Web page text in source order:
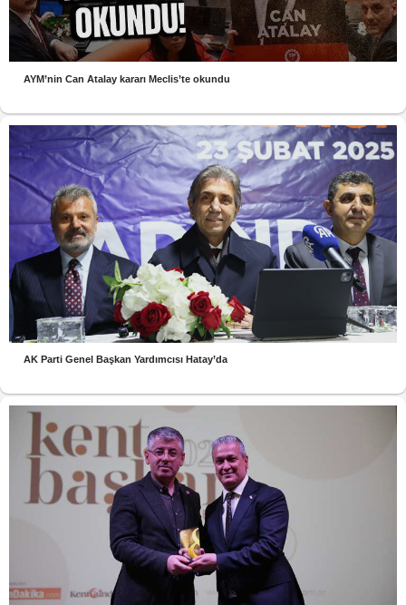
AYM’nin Can Atalay kararı Meclis’te okundu
AK Parti Genel Başkan Yardımcısı Hatay’da